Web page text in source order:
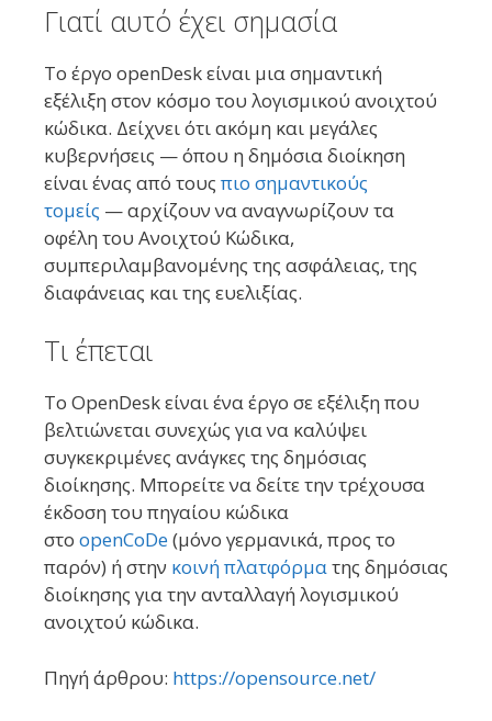
Γιατί αυτό έχει σημασία
Το έργο openDesk είναι μια σημαντική
εξέλιξη στον κόσμο του λογισμικού ανοιχτού
κώδικα. Δείχνει ότι ακόμη και μεγάλες
κυβερνήσεις — όπου η δημόσια διοίκηση
είναι ένας από τους πιο σημαντικούς
τομείς — αρχίζουν να αναγνωρίζουν τα
οφέλη του Ανοιχτού Κώδικα,
συμπεριλαμβανομένης της ασφάλειας, της
διαφάνειας και της ευελιξίας.
Τι έπεται
Το OpenDesk είναι ένα έργο σε εξέλιξη που
βελτιώνεται συνεχώς για να καλύψει
συγκεκριμένες ανάγκες της δημόσιας
διοίκησης. Μπορείτε να δείτε την τρέχουσα
έκδοση του πηγαίου κώδικα
στο openCoDe(μόνο γερμανικά, προς το
παρόν) ή στην κοινή πλατφόρματης δημόσιας
διοίκησης για την ανταλλαγή λογισμικού
ανοιχτού κώδικα.
Πηγή άρθρου: https://opensource.net/